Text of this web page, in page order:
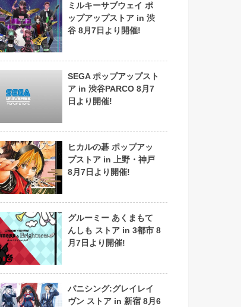
ミルキーサブウェイ ポ
ップアップストア in 渋
谷 8月7日より開催!
SEGA ポップアップスト
ア in 渋谷PARCO 8月7
日より開催!
ヒカルの碁 ポップアッ
プストア in 上野・神戸
8月7日より開催!
グルーミー あくまもて
んしも ストア in 3都市 8
月7日より開催!
パニシング:グレイレイ
ヴン ストア in 新宿 8月6